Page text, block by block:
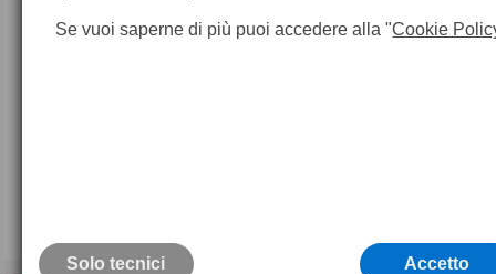
Se vuoi saperne di più puoi accedere alla "Cookie
Solo tecnici Accetto